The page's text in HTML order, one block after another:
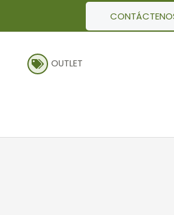
OUTLET